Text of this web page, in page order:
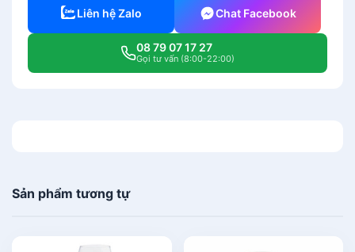
Liên hệ Zalo Chat Facebook
08 79 07 17 27
Gọi tư vấn (8:00-22:00)
Sản phẩm tương tự